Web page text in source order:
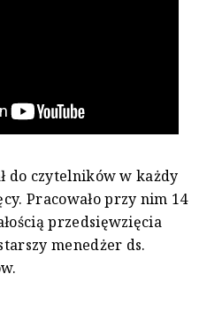
do czytelników w każdy
Pracowało przy nim 14
przedsięwzięcia
menedżer ds.